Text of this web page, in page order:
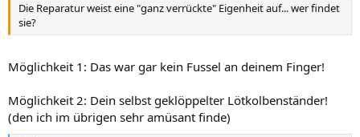
Die Reparatur weist eine "ganz verrückte" Eigenheit auf... wer findet
sie?
Möglichkeit 1: Das war gar kein Fussel an deinem Finger!
Möglichkeit 2: Dein selbst geklöppelter Lötkolbenständer!
(den ich im übrigen sehr amüsant finde)